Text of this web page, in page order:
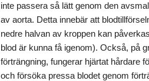
inte passera så lätt genom den
av aorta. Detta innebär att
nedre halvan av kroppen kan
blod är kunna få igenom). Också, på
förträngning, fungerar hjärtat hårdare
och försöka pressa blodet genom